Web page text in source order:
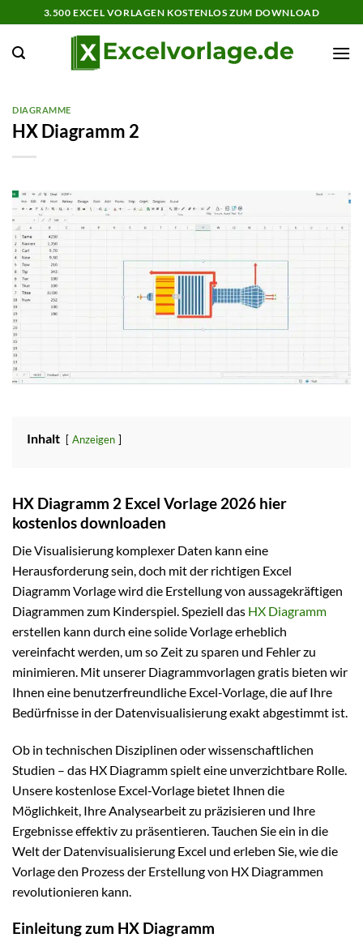
Inhalt
springen
3.500 EXCEL VORLAGEN KOSTENLOS ZUM DOWNLOAD
DIAGRAMME
HX Diagramm 2
Inhalt Anzeigen
HX Diagramm 2 Excel Vorlage 2026 hier
kostenlos downloaden
Die Visualisierung komplexer Daten kann eine
Herausforderung sein, doch mit der richtigen Excel
Diagramm Vorlage wird die Erstellung von aussagekräftigen
Diagrammen zum Kinderspiel. Speziell das HX Diagramm
erstellen kann durch eine solide Vorlage erheblich
vereinfacht werden, um so Zeit zu sparen und Fehler zu
minimieren. Mit unserer Diagrammvorlagen gratis bieten wir
Ihnen eine benutzerfreundliche Excel-Vorlage, die auf Ihre
Bedürfnisse in der Datenvisualisierung exakt abgestimmt ist.
Ob in technischen Disziplinen oder wissenschaftlichen
Studien – das HX Diagramm spielt eine unverzichtbare Rolle.
Unsere kostenlose Excel-Vorlage bietet Ihnen die
Möglichkeit, Ihre Analysearbeit zu präzisieren und Ihre
Ergebnisse effektiv zu präsentieren. Tauchen Sie ein in die
Welt der Datenvisualisierung Excel und erleben Sie, wie die
Vorlage den Prozess der Erstellung von HX Diagrammen
revolutionieren kann.
Einleitung zum HX Diagramm